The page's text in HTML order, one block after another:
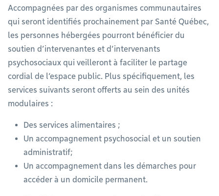
Accompagnées par des organismes communautaires
qui seront identifiés prochainement par Santé Québec,
les personnes hébergées pourront bénéficier du
soutien d’intervenantes et d’intervenants
psychosociaux qui veilleront à faciliter le partage
cordial de l’espace public. Plus spécifiquement, les
services suivants seront offerts au sein des unités
modulaires :
Des services alimentaires ;
Un accompagnement psychosocial et un soutien
administratif;
Un accompagnement dans les démarches pour
accéder à un domicile permanent.